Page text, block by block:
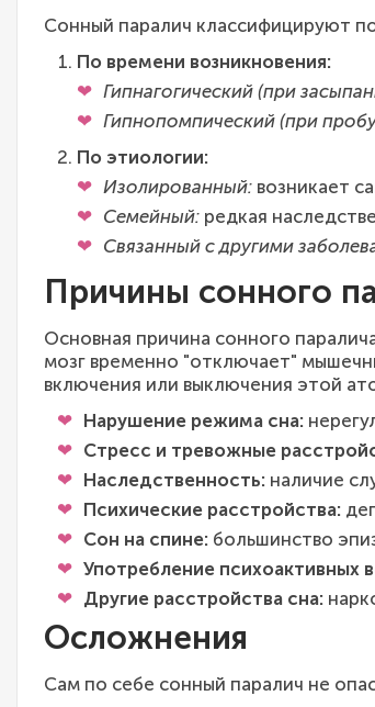
Сонный паралич классифицируют
По времени возникновения:
Гипнагогический (при
Гипнопомпический (при
По этиологии:
Изолированный: возникает
Семейный: редкая
Связанный с другими
Причины сонного
Основная причина сонного
мозг временно "отключает"
включения или выключения этой
Нарушение режима сна:
Стресс и тревожные
Наследственность: наличие
Психические расстройства:
Сон на спине: большинство
Употребление психоактивных
Другие расстройства сна:
Осложнения
Сам по себе сонный паралич не